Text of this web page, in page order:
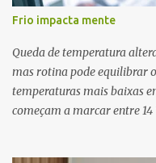
do Brasil com a agenda de
"Simplesmente". O projeto
inéditas, com direção
direção musical de Eduardo
Frio impacta mente
Queda de temperatura
mas rotina pode equilibrar
temperaturas mais baixas
começam a marcar entre 14